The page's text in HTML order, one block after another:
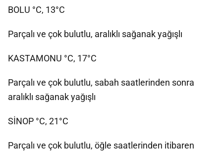
BOLU °C, 13°C
Parçalı ve çok bulutlu, aralıklı sağanak yağışlı
KASTAMONU °C, 17°C
Parçalı ve çok bulutlu, sabah saatlerinden sonra
aralıklı sağanak yağışlı
SİNOP °C, 21°C
Parçalı ve çok bulutlu, öğle saatlerinden itibaren